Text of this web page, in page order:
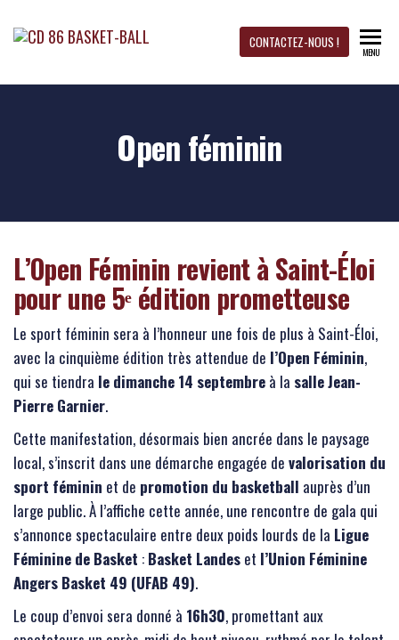
BASKET-
Basket-
CONTACTEZ-NOUS !
MENU
Open féminin
L’Open Féminin revient à Saint-Éloi
pour une 5ᵉ édition prometteuse
Le sport féminin sera à l’honneur une fois de plus à Saint-Éloi,
avec la cinquième édition très attendue de l’Open Féminin,
qui se tiendra le dimanche 14 septembre à la salle Jean-
Pierre Garnier.
Cette manifestation, désormais bien ancrée dans le paysage
local, s’inscrit dans une démarche engagée de valorisation du
sport féminin et de promotion du basketball auprès d’un
large public. À l’affiche cette année, une rencontre de gala qui
s’annonce spectaculaire entre deux poids lourds de la Ligue
Féminine de Basket : Basket Landes et l’Union Féminine
Angers Basket 49 (UFAB 49).
Le coup d’envoi sera donné à 16h30, promettant aux